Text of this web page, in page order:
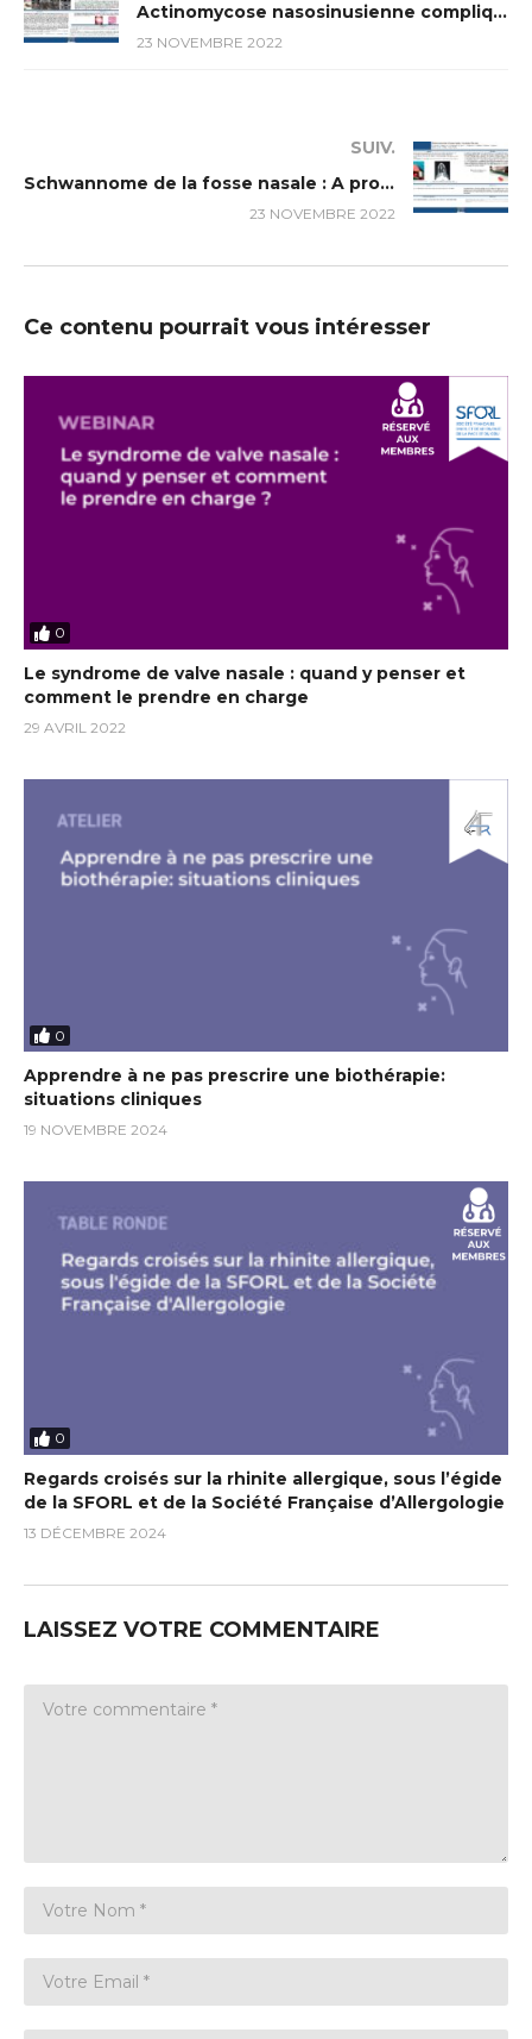
Actinomycose nasosinusienne compliquée d’une cécité et d’une pachyméningite
23 NOVEMBRE 2022
SUIV.
Schwannome de la fosse nasale : A propos d’un cas
23 NOVEMBRE 2022
Ce contenu pourrait vous intéresser
0
Le syndrome de valve nasale : quand y penser et
comment le prendre en charge
29 AVRIL 2022
0
Apprendre à ne pas prescrire une biothérapie:
situations cliniques
19 NOVEMBRE 2024
0
Regards croisés sur la rhinite allergique, sous l’égide
de la SFORL et de la Société Française d’Allergologie
13 DÉCEMBRE 2024
LAISSEZ VOTRE COMMENTAIRE